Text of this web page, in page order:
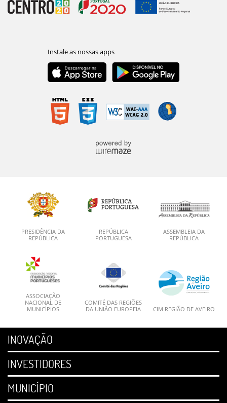
PRESIDÊNCIA DA
REPÚBLICA
REPÚBLICA
PORTUGUESA
ASSEMBLEIA DA
REPÚBLICA
ASSOCIAÇÃO
NACIONAL DE
MUNICÍPIOS
COMITÉ DAS REGIÕES
DA UNIÃO EUROPEIA
CIM REGIÃO DE AVEIRO
INOVAÇÃO
INVESTIDORES
MUNICÍPIO